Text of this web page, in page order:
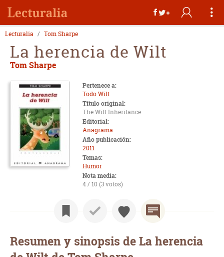
Lecturalia Tom Sharpe
La herencia de Wilt
Tom Sharpe
Pertenece a:
Todo Wilt
Título original:
The Wilt Inheritance
Editorial:
Anagrama
Año publicación:
2011
Temas:
Humor
Nota media:
4 / 10 (3 votos)
Resumen y sinopsis de La herencia